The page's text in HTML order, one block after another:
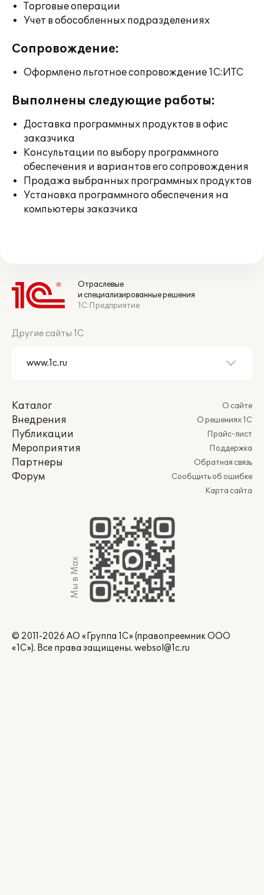
Торговые операции
Учет в обособленных подразделениях
Сопровождение:
Оформлено льготное сопровождение 1С:ИТС
Выполнены следующие работы:
Доставка программных продуктов в офис
заказчика
Консультации по выбору программного
обеспечения и вариантов его сопровождения
Продажа выбранных программных продуктов
Установка программного обеспечения на
компьютеры заказчика
Отраслевые
и специализированные решения
1С:Предприятие
Другие сайты 1С
Каталог
Внедрения
Публикации
Мероприятия
Партнеры
Форум
О сайте
О решениях 1С
Прайс-лист
Поддержка
Обратная связь
Сообщить об ошибке
Карта сайта
Мы в Max
© 2011-2026 АО «Группа 1С» (правопреемник ООО
«1С»). Все права защищены. websol@1c.ru